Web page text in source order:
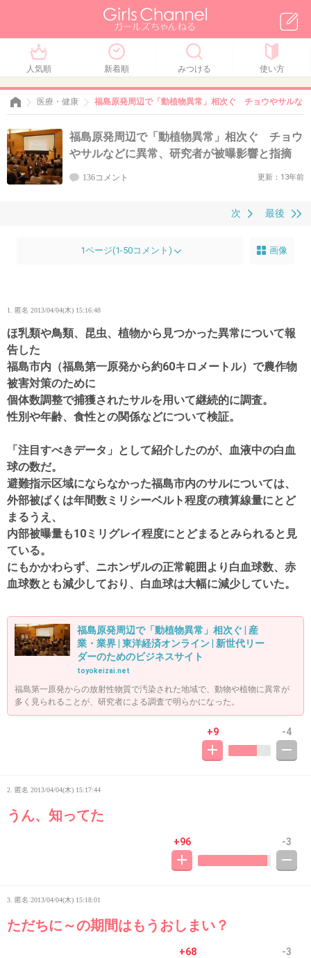
人気順 新着順 みつける 使い方
医療・健康 福島原発周辺で「動植物異常」相次ぐ チョウやサルな
福島原発周辺で「動植物異常」相次ぐ チョウ
やサルなどに異常、研究者が被曝影響と指摘
136コメント 更新：13年前
最後
次
1ページ(1-50コメント) 画像
1. 匿名 2013/04/04(木) 15:16:48
ほ乳類や鳥類、昆虫、植物から見つかった異常について報
告した
福島市内（福島第一原発から約60キロメートル）で農作物
被害対策のために
個体数調整で捕獲されたサルを用いて継続的に調査。
性別や年齢、食性との関係などについて検証。
「注目すべきデータ」として紹介したのが、血液中の白血
球の数だ。
避難指示区域にならなかった福島市内のサルについては、
外部被ばくは年間数ミリシーベルト程度の積算線量にとど
まるうえ、
内部被曝量も10ミリグレイ程度にとどまるとみられると見
ている。
にもかかわらず、ニホンザルの正常範囲より白血球数、赤
血球数とも減少しており、白血球は大幅に減少していた。
福島原発周辺で「動植物異常」相次ぐ | 産
業・業界 | 東洋経済オンライン | 新世代リー
ダーのためのビジネスサイト
toyokeizai.net
福島第一原発からの放射性物質で汚染された地域で、動物や植物に異常が
多く見られることが、研究者による調査で明らかになった。
+9 -4
2. 匿名 2013/04/04(木) 15:17:44
うん、知ってた
+96 -3
3. 匿名 2013/04/04(木) 15:18:01
ただちに～の期間はもうおしまい？
+68 -3